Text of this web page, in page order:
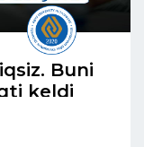
Buni
keldi